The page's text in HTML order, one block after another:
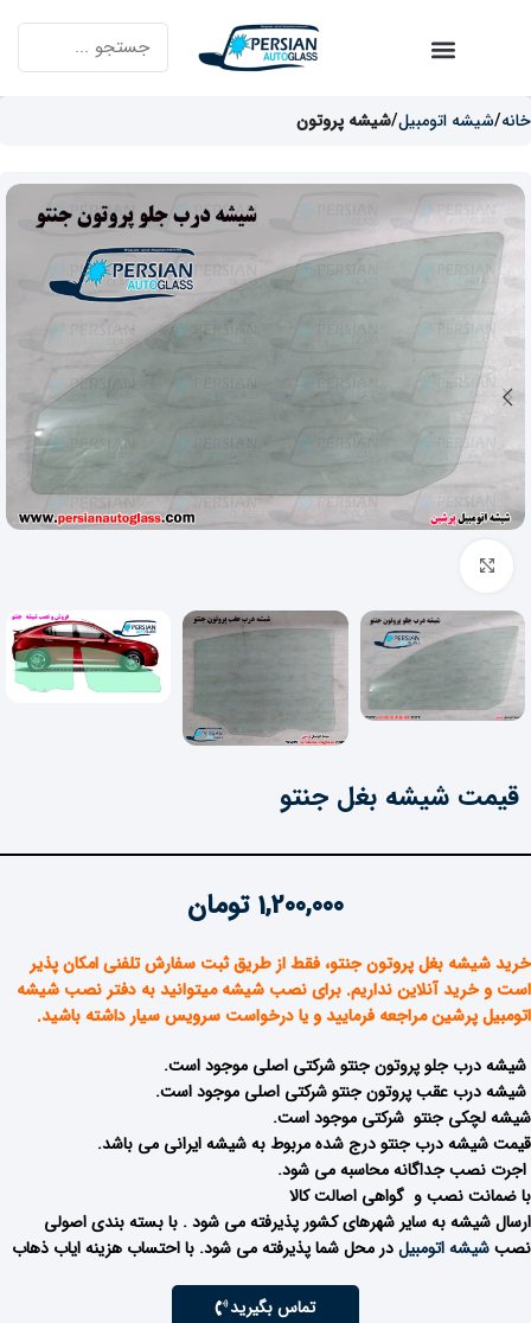
خانه شیشه اتومبیل شیشه پروتون
قیمت شیشه بغل جنتو
1,200,000 تومان
خرید شیشه بغل پروتون جنتو، فقط از طریق ثبت سفارش تلفنی امکان پذیر
است و خرید آنلاین نداریم. برای نصب شیشه میتوانید به دفتر نصب شیشه
اتومبیل پرشین مراجعه فرمایید و یا درخواست سرویس سیار داشته باشید.
شیشه درب جلو پروتون جنتو شرکتی اصلی موجود است.
شیشه درب عقب پروتون جنتو شرکتی اصلی موجود است.
شیشه لچکی جنتو شرکتی موجود است.
قیمت شیشه درب جنتو درج شده مربوط به شیشه ایرانی می باشد.
اجرت نصب جداگانه محاسبه می شود.
با ضمانت نصب و گواهی اصالت کالا
ارسال شیشه به سایر شهرهای کشور پذیرفته می شود . با بسته بندی اصولی
نصبشیشه اتومبیلدر محل شما پذیرفته می شود. با احتساب هزینه ایاب ذهاب
تماس بگیرید